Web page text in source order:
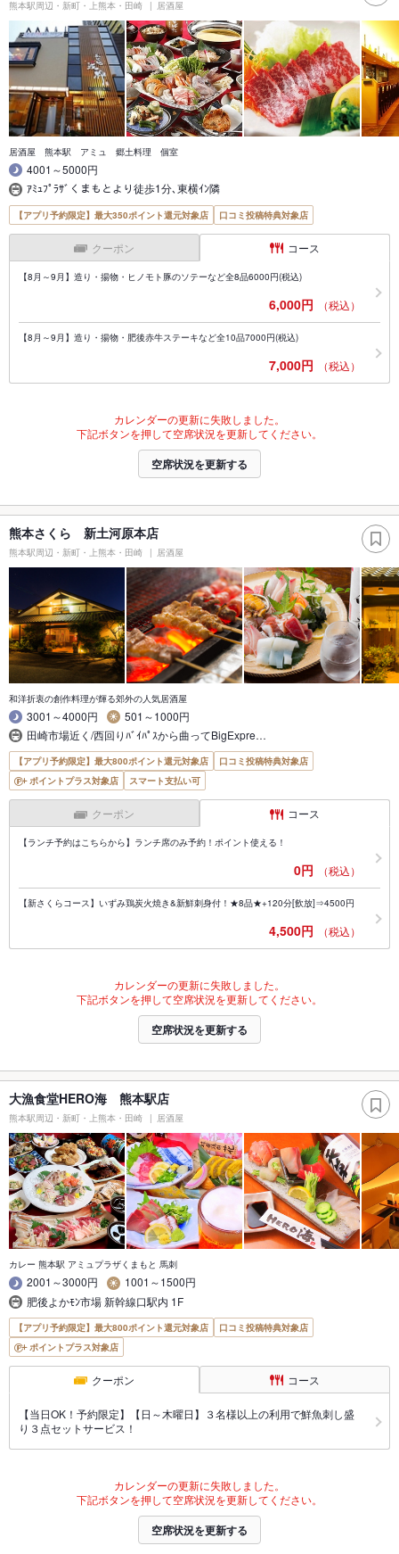
熊本駅周辺・新町・上熊本・田崎 居酒屋
居酒屋 熊本駅 アミュ 郷土料理 個室
4001～5000円
ｱﾐｭﾌﾟﾗｻﾞくまもとより徒歩1分､東横ｲﾝ隣
【アプリ予約限定】最大350ポイント還元対象店 口コミ投稿特典対象店
クーポン コース
【8月～9月】造り・揚物・ヒノモト豚のソテーなど全8品6000円(税込)
6,000円 （税込）
【8月～9月】造り・揚物・肥後赤牛ステーキなど全10品7000円(税込)
7,000円 （税込）
カレンダーの更新に失敗しました。
下記ボタンを押して空席状況を更新してください。
空席状況を更新する
熊本さくら 新土河原本店
熊本駅周辺・新町・上熊本・田崎 居酒屋
和洋折衷の創作料理が輝る郊外の人気居酒屋
3001～4000円
501～1000円
田崎市場近く/西回りﾊﾞｲﾊﾟｽから曲ってBigExpre…
【アプリ予約限定】最大800ポイント還元対象店
口コミ投稿特典対象店
ポイントプラス対象店
スマート支払い可
クーポン コース
【ランチ予約はこちらから】ランチ席のみ予約！ポイント使える！
0円 （税込）
【新さくらコース】いずみ鶏炭火焼き&新鮮刺身付！★8品★+120分[飲放]⇒4500円
4,500円 （税込）
カレンダーの更新に失敗しました。
下記ボタンを押して空席状況を更新してください。
空席状況を更新する
大漁食堂HERO海 熊本駅店
熊本駅周辺・新町・上熊本・田崎 居酒屋
カレー 熊本駅 アミュプラザくまもと 馬刺
2001～3000円
1001～1500円
肥後よかﾓﾝ市場 新幹線口駅内 1F
【アプリ予約限定】最大800ポイント還元対象店
口コミ投稿特典対象店
ポイントプラス対象店
クーポン コース
【当日OK！予約限定】【日～木曜日】３名様以上の利用で鮮魚刺し盛
り３点セットサービス！
カレンダーの更新に失敗しました。
下記ボタンを押して空席状況を更新してください。
空席状況を更新する